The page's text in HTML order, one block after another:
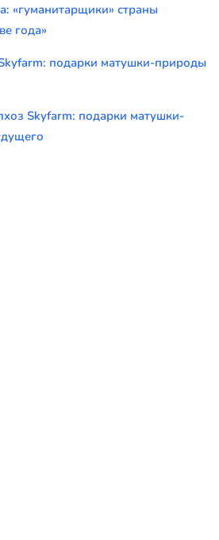
«гуманитарщики» страны
года»
подарки матушки-природы
Skyfarm: подарки матушки-